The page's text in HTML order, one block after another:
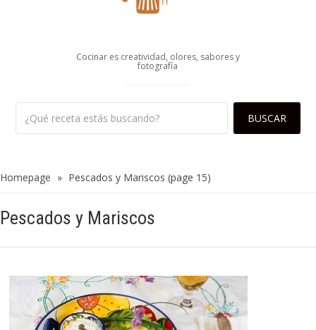
Cocinar es creatividad, olores, sabores y
fotografía
Homepage » Pescados y Mariscos (page 15)
Pescados y Mariscos